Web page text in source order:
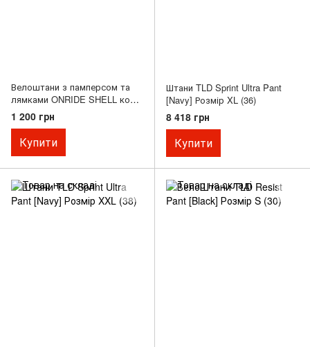
Велоштани з памперсом та
лямками ONRIDE SHELL колір
чорний XXL
1 200 грн
Купити
Штани TLD Sprint Ultra Pant
[Navy] Розмір XL (36)
8 418 грн
Купити